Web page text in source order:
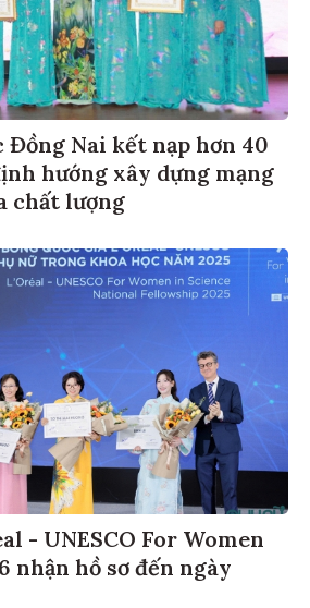
Nai kết nạp hơn 40
hướng xây dựng mạng
chất lượng
- UNESCO For Women
nhận hồ sơ đến ngày